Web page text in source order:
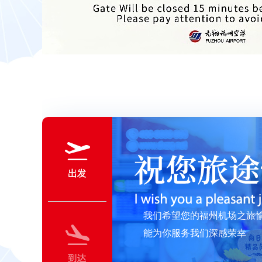
我们希望您的福州机场之旅
能为你服务我们深感荣幸